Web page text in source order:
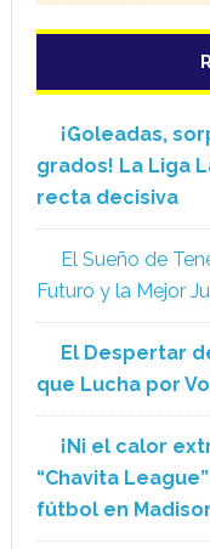
¡Goleadas,
grados! La Liga
recta decisiva
El Sueño de
Futuro y la Mejor
El Despertar
que Lucha por
¡Ni el calor
“Chavita
fútbol en